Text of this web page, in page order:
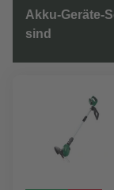
Akku-Geräte-
sind